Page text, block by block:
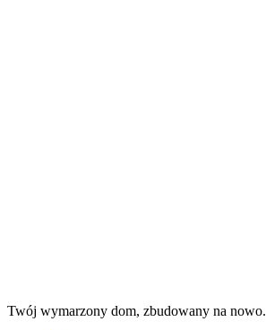
Twój wymarzony dom, zbudowany na nowo.